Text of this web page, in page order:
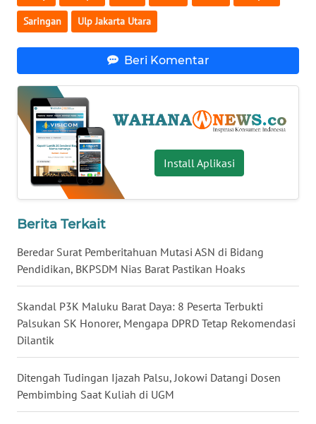
Saringan Ulp Jakarta Utara
Beri Komentar
Install Aplikasi
Berita Terkait
Beredar Surat Pemberitahuan Mutasi ASN di Bidang
Pendidikan, BKPSDM Nias Barat Pastikan Hoaks
Skandal P3K Maluku Barat Daya: 8 Peserta Terbukti
Palsukan SK Honorer, Mengapa DPRD Tetap Rekomendasi
Dilantik
Ditengah Tudingan Ijazah Palsu, Jokowi Datangi Dosen
Pembimbing Saat Kuliah di UGM
WN
NUSANTARA
JOGJA
WN
JATIM
WN
BALI
WN
WN
KALTARA
WN
KALSEL